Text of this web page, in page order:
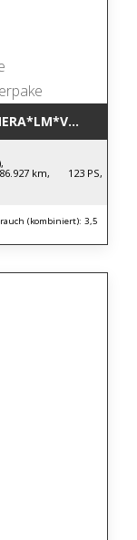
km, 123 PS,
(kombiniert): 3,5